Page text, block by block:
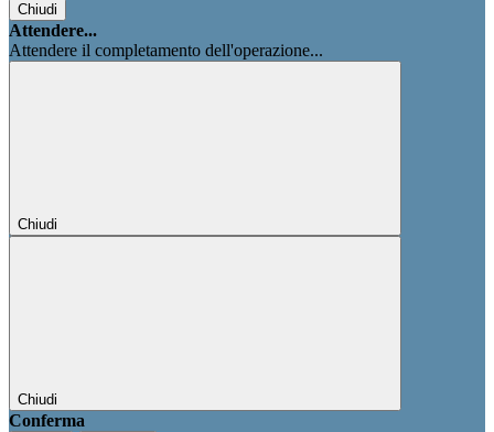
Chiudi
Attendere...
Attendere il completamento dell'operazione...
Chiudi
Chiudi
Conferma